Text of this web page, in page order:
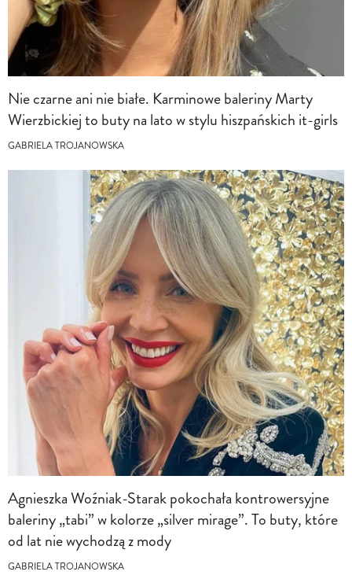
Nie czarne ani nie białe. Karminowe baleriny Marty
Wierzbickiej to buty na lato w stylu hiszpańskich it-girls
GABRIELA TROJANOWSKA
Agnieszka Woźniak-Starak pokochała kontrowersyjne
baleriny „tabi” w kolorze „silver mirage”. To buty, które
od lat nie wychodzą z mody
GABRIELA TROJANOWSKA